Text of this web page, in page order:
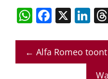
W
at
s
F
c
e
X Li
k
e
← Alfa Romeo